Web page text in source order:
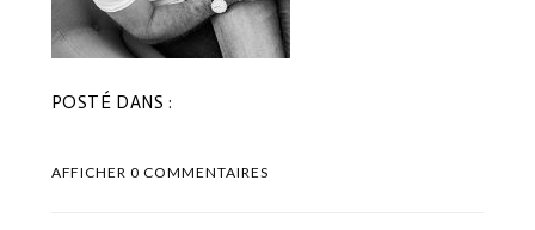
POSTÉ DANS :
AFFICHER0 COMMENTAIRES